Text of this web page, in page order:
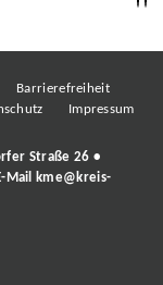
Barrierefreiheit
Impressum
Straße 26 •
Mail
kme@kreis-